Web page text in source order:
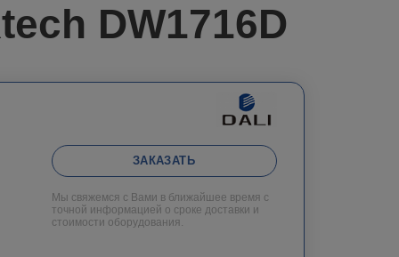
DW1716D
ЗАКАЗАТЬ
Мы свяжемся с Вами в ближайшее время с
точной информацией о сроке доставки и
стоимости оборудования.